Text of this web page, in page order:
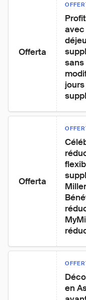
Offerta
sans
Offerta
en